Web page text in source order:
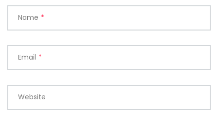
Name *
Email *
Website